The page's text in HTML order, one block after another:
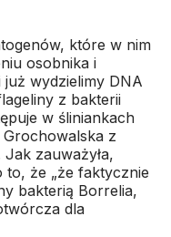
które w nim
osobnika i
wydzielimy DNA
z bakterii
w śliniankach
Grochowalska z
zauważyła,
to, że „że faktycznie
bakterią Borrelia,
dla